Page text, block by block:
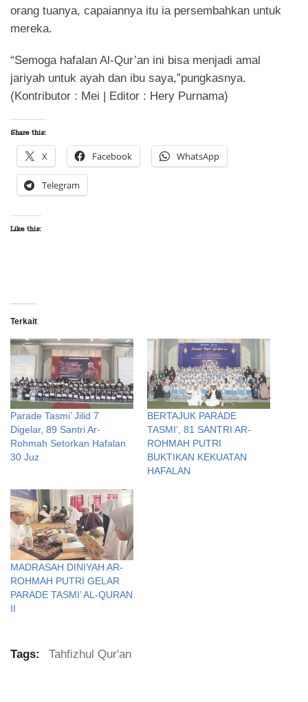
orang tuanya, capaiannya itu ia persembahkan untuk
mereka.
“Semoga hafalan Al-Qur’an ini bisa menjadi amal
jariyah untuk ayah dan ibu saya,”pungkasnya.
(Kontributor : Mei | Editor : Hery Purnama)
Share this:
X Facebook WhatsApp
Telegram
Like this:
Terkait
Parade Tasmi’ Jilid 7
Digelar, 89 Santri Ar-
Rohmah Setorkan Hafalan
30 Juz
BERTAJUK PARADE
TASMI’, 81 SANTRI AR-
ROHMAH PUTRI
BUKTIKAN KEKUATAN
HAFALAN
MADRASAH DINIYAH AR-
ROHMAH PUTRI GELAR
PARADE TASMI’ AL-QURAN
II
Tags: Tahfizhul Qur'an